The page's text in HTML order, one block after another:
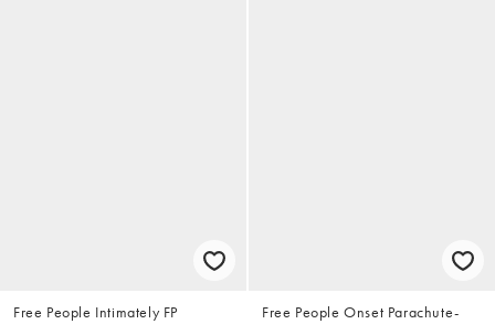
Free People Intimately FP
Free People Onset Parachute-